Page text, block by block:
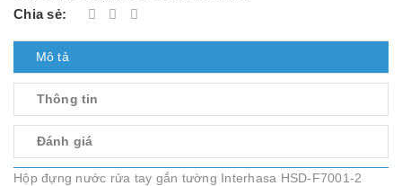
Chia sẻ:
Mô tả
Thông tin
Đánh giá
Hộp đựng nước rửa tay gắn tường Interhasa HSD-F7001-2